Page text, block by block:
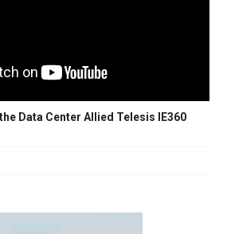
Data Center Allied Telesis IE360